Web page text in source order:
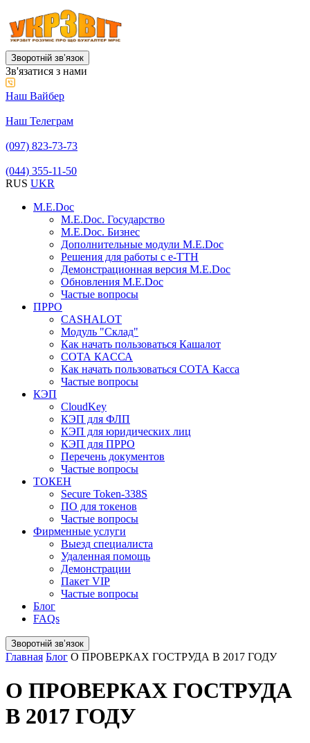
Зворотній звʼязок
Зв'язатися з нами
Наш Вайбер
Наш Телеграм
(097) 823-73-73
(044) 355-11-50
RUS UKR
M.E.Doc
M.E.Doc. Государство
M.E.Doc. Бизнес
Дополнительные модули M.E.Doc
Решения для работы с е-ТТН
Демонстрационная версия M.E.Doc
Обновления M.E.Doc
Частые вопросы
ПРРО
CASHALOT
Модуль "Склад"
Как начать пользоваться Кашалот
СОТА КАCСА
Как начать пользоваться СОТА Касса
Частые вопросы
КЭП
CloudKey
КЭП для ФЛП
КЭП для юридических лиц
КЭП для ПРРО
Перечень документов
Частые вопросы
ТОКЕН
Secure Token-338S
ПО для токенов
Частые вопросы
Фирменные услуги
Выезд специалиста
Удаленная помощь
Демонстрации
Пакет VIP
Частые вопросы
Блог
FAQs
Зворотній звʼязок
Главная Блог О ПРОВЕРКАХ ГОСТРУДА В 2017 ГОДУ
О ПРОВЕРКАХ ГОСТРУДА
В 2017 ГОДУ